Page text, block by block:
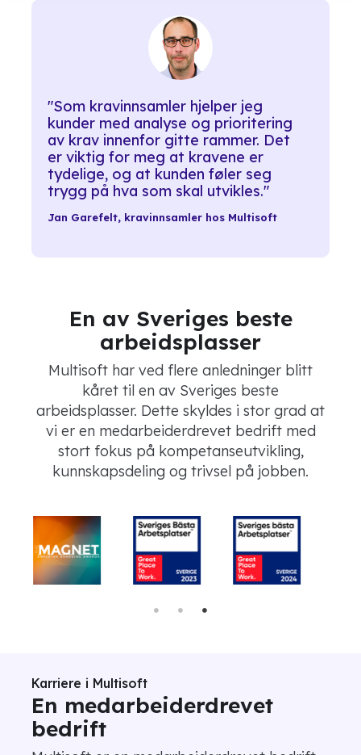
"Som kravinnsamler hjelper jeg
kunder med analyse og prioritering
av krav innenfor gitte rammer. Det
er viktig for meg at kravene er
tydelige, og at kunden føler seg
trygg på hva som skal utvikles."
Jan Garefelt, kravinnsamler hos Multisoft
En av Sveriges beste
arbeidsplasser
Multisoft har ved flere anledninger blitt
kåret til en av Sveriges beste
arbeidsplasser. Dette skyldes i stor grad at
vi er en medarbeiderdrevet bedrift med
stort fokus på kompetanseutvikling,
kunnskapsdeling og trivsel på jobben.
Karriere i Multisoft
En medarbeiderdrevet
bedrift